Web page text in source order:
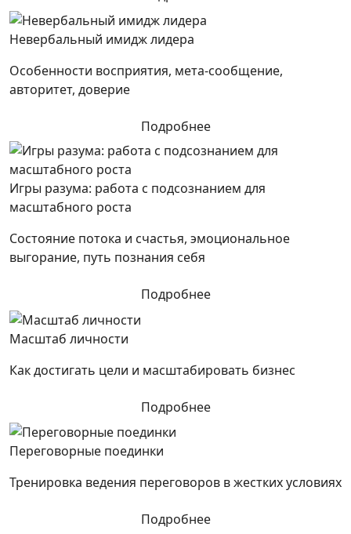
Невербальный имидж лидера
Особенности восприятия, мета-сообщение,
авторитет, доверие
Подробнее
Игры разума: работа с подсознанием для
масштабного роста
Состояние потока и счастья, эмоциональное
выгорание, путь познания себя
Подробнее
Масштаб личности
Как достигать цели и масштабировать бизнес
Подробнее
Переговорные поединки
Тренировка ведения переговоров в жестких условиях
Подробнее